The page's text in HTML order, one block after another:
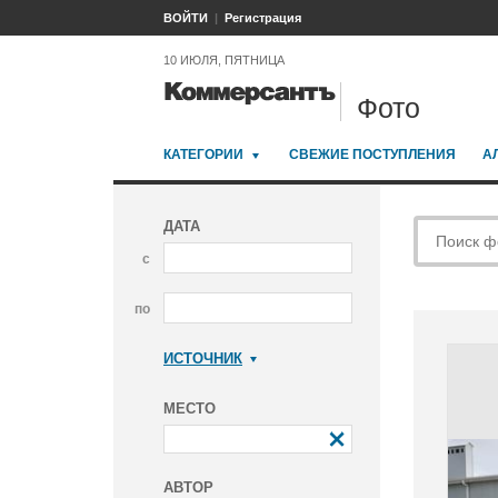
ВОЙТИ Регистрация
10 ИЮЛЯ, ПЯТНИЦА
Фото
КАТЕГОРИИ СВЕЖИЕ ПОСТУПЛЕНИЯ
ДАТА
с
по
ИСТОЧНИК
МЕСТО
АВТОР